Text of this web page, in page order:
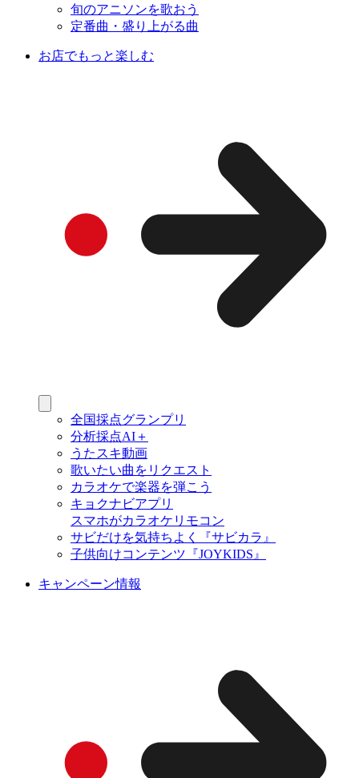
旬のアニソンを歌おう
定番曲・盛り上がる曲
お店でもっと楽しむ
全国採点グランプリ
分析採点AI＋
うたスキ動画
歌いたい曲をリクエスト
カラオケで楽器を弾こう
キョクナビアプリ
スマホがカラオケリモコン
サビだけを気持ちよく『サビカラ』
子供向けコンテンツ『JOYKIDS』
キャンペーン情報